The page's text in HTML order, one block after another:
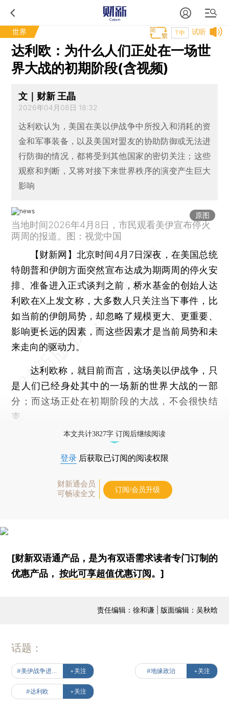
世界 试听
T中
达利欧：为什么人们正处在一场世
界大战的初期阶段(含视频)
文｜财新 王晶
2026年04月08日 18:32
达利欧认为，美国在美以伊战争中所投入和消耗的资
金和军事装备，以及美国对盟友的协助防御或无法进
行防御的情况，都将受到其他国家的密切关注；这些
观察和判断，又将对接下来世界秩序的演变产生巨大
影响
原图
当地时间2026年4月8日，市民观看美伊宣布停火
两周的报道。图：视觉中国
【财新网】 北京时间4月7日深夜，在美国总统
特朗普和伊朗方面突然宣布达成为期两周的停火安
排、准备进入正式谈判之前，桥水基金的创始人达
利欧在X上发文称，大多数人只关注当下事件，比
如当前的伊朗局势，却忽略了规模更大、更重要、
影响更长远的因素，而这些因素才是当前局势和未
来走向的驱动力。
达利欧称，就目前而言，这场美以伊战争，只
是人们已经身处其中的一场新的世界大战的一部
分；而这场正处在初期阶段的大战，不会很快结
束。
本文共计3827字 订阅后继续阅读
登录 后获取已订阅的阅读权限
财新通会员
可畅读全文
订阅/会员升级
[财新双语通产品，是为有双语需求读者专门订制的
优惠产品，按此可享超值优惠订阅 。]
责任编辑：徐和谦 | 版面编辑：吴秋晗
话题：
+关注 #地缘政治 +关注
#达利欧 +关注